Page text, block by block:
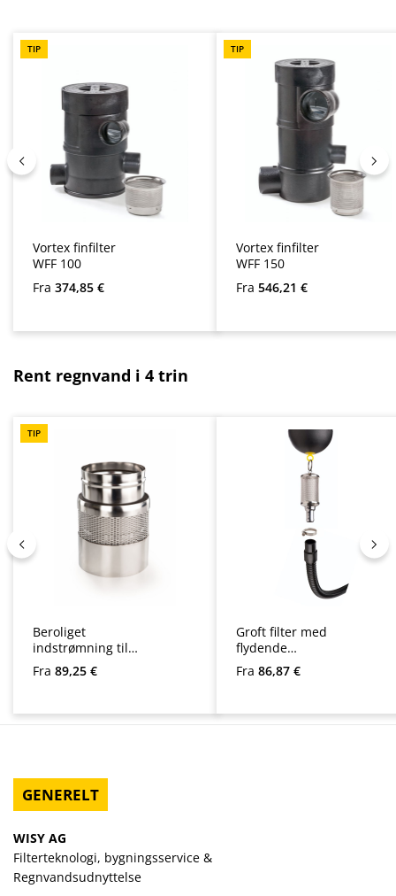
TIP
Vortex finfilter
WFF 100
Almindelig pris:
Fra 374,85 €
TIP
Vortex finfilter
WFF 150
Almindelig pris:
Fra 546,21 €
Spring produktgalleriet over
Rent regnvand i 4 trin
TIP
Beroliget
indstrømning til
cisterner
Almindelig pris:
Fra 89,25 €
Groft filter med
flydende
indsugning som
et sæt
Almindelig pris:
Fra 86,87 €
GENERELT
WISY AG
Filterteknologi, bygningsservice &
Regnvandsudnyttelse